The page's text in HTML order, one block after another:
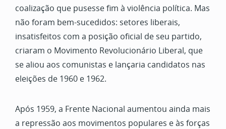
coalização que pusesse fim à violência política. Mas
não foram bem-sucedidos: setores liberais,
insatisfeitos com a posição oficial de seu partido,
criaram o Movimento Revolucionário Liberal, que
se aliou aos comunistas e lançaria candidatos nas
eleições de 1960 e 1962.
Após 1959, a Frente Nacional aumentou ainda mais
a repressão aos movimentos populares e às forças